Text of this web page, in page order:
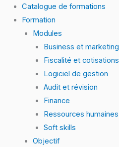
Catalogue de formations
Formation
Modules
Business et marketing
Fiscalité et cotisations
Logiciel de gestion
Audit et révision
Finance
Ressources humaines
Soft skills
Objectif